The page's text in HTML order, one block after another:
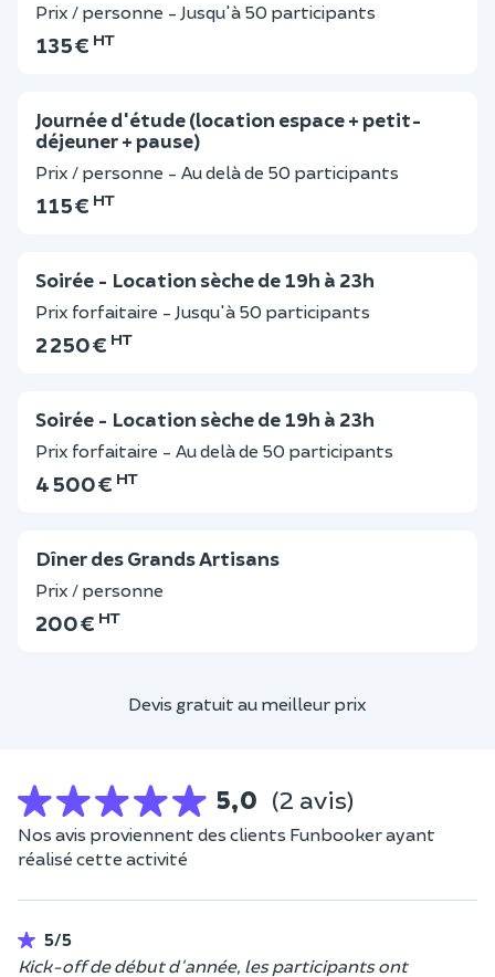
Prix / personne - Jusqu'à 50 participants
135 € HT
Journée d'étude (location espace + petit-
déjeuner + pause)
Prix / personne - Au delà de 50 participants
115 € HT
Soirée - Location sèche de 19h à 23h
Prix forfaitaire - Jusqu'à 50 participants
2 250 € HT
Soirée - Location sèche de 19h à 23h
Prix forfaitaire - Au delà de 50 participants
4 500 € HT
Dîner des Grands Artisans
Prix / personne
200 € HT
Devis gratuit au meilleur prix
5,0 (2 avis)
Nos avis proviennent des clients Funbooker ayant
réalisé cette activité
5/5
Kick-off de début d'année, les participants ont